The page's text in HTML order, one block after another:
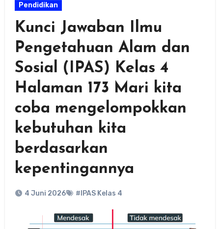
Pendidikan
Kunci Jawaban Ilmu
Pengetahuan Alam dan
Sosial (IPAS) Kelas 4
Halaman 173 Mari kita
coba mengelompokkan
kebutuhan kita
berdasarkan
kepentingannya
4 Juni 2026 #IPAS Kelas 4